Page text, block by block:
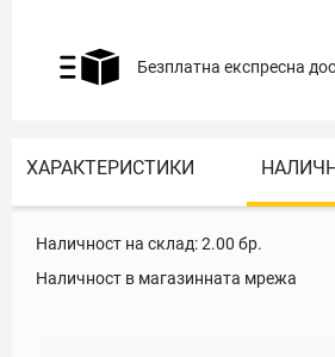
Безплатна експресна
ХАРАКТЕРИСТИКИ
Наличност на склад:2.00 бр.
Наличност в магазинната мрежа